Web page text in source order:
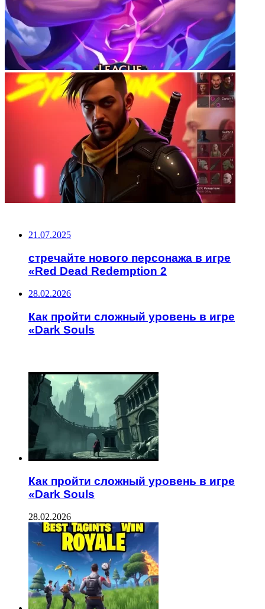
21.07.2025
стречайте нового персонажа в игре
«Red Dead Redemption 2
28.02.2026
Как пройти сложный уровень в игре
«Dark Souls
Как пройти сложный уровень в игре
«Dark Souls
28.02.2026